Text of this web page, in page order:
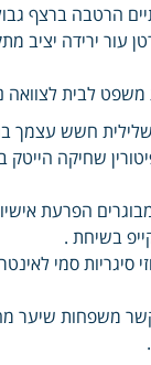
הרטבה ברצף
עור ירידה
משפט לבית
חשש עצמך
פיטורין שחיקה
הפרעת
בשיחת .
סיגריות סמי
משפחות שיער